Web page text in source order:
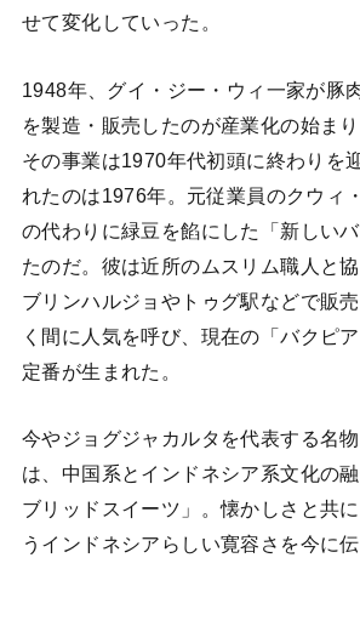
せて変化していった。
1948年、グイ・ジー・ウィ一家が豚
を製造・販売したのが産業化の始ま
その事業は1970年代初頭に終わりを
れたのは1976年。元従業員のクウィ
の代わりに緑豆を餡にした「新しい
たのだ。彼は近所のムスリム職人と
ブリンハルジョやトゥグ駅などで販
く間に人気を呼び、現在の「バクピ
定番が生まれた。
今やジョグジャカルタを代表する名
は、中国系とインドネシア系文化の
ブリッドスイーツ」。懐かしさと共
うインドネシアらしい寛容さを今に伝